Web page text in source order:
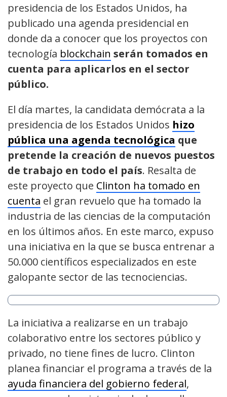
presidencia de los Estados Unidos, ha
publicado una agenda presidencial en
donde da a conocer que los proyectos con
tecnología blockchain serán tomados en
cuenta para aplicarlos en el sector
público.
El día martes, la candidata demócrata a la
presidencia de los Estados Unidos hizo
pública una agenda tecnológica que
pretende la creación de nuevos puestos
de trabajo en todo el país. Resalta de
este proyecto que Clinton ha tomado en
cuenta el gran revuelo que ha tomado la
industria de las ciencias de la computación
en los últimos años. En este marco, expuso
una iniciativa en la que se busca entrenar a
50.000 científicos especializados en este
galopante sector de las tecnociencias.
La iniciativa a realizarse en un trabajo
colaborativo entre los sectores público y
privado, no tiene fines de lucro. Clinton
planea financiar el programa a través de la
ayuda financiera del gobierno federal,